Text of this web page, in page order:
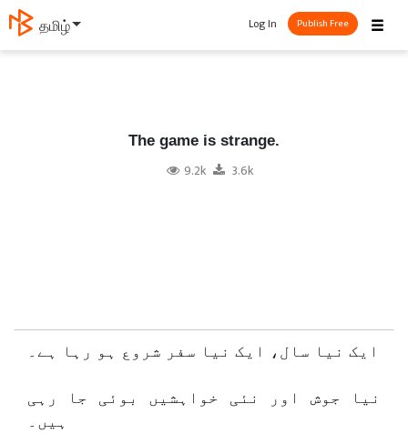
தமிழ் ☰
Log In Publish Free
The game is strange.
9.2k 3.6k
ایک نیا سال، ایک نیا سفر شروع ہو رہا ہے۔
نیا جوش اور نئی خواہشیں بوئی جا رہی
ہیں۔